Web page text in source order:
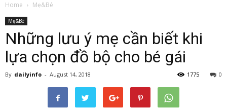
Home Mẹ&Bé
Mẹ&Bé
Những lưu ý mẹ cần biết khi
lựa chọn đồ bộ cho bé gái
By dailyinfo - August 14, 2018 0
1775